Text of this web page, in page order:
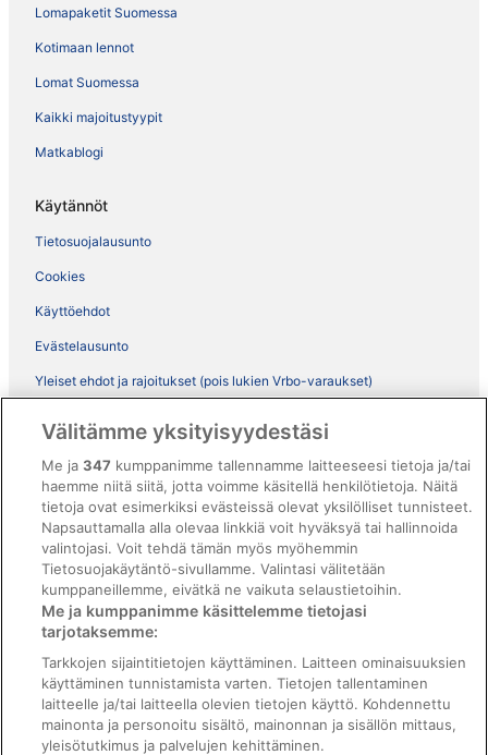
Lomapaketit Suomessa
Kotimaan lennot
Lomat Suomessa
Kaikki majoitustyypit
Matkablogi
Käytännöt
Tietosuojalausunto
Cookies
Käyttöehdot
Evästelausunto
Yleiset ehdot ja rajoitukset (pois lukien Vrbo-varaukset)
ebookers BONUS+ -ohjelman ehdot
Oikeudelliset tiedot / ota meihin yhteyttä
Sisältövaatimukset ja ilmoituksen tekeminen sisällöstä
Tuki
Ota yhteyttä
Varauksen muuttaminen tai peruuttaminen
Varaa lento lentoyhtiön hyvityskupongeilla
Hyvityksen hakeminen ja aikarajat
Välitämme yksityisyydestäsi
Me ja347 kumppanimme tallennamme laitteeseesi tietoja ja/tai
haemme niitä siitä, jotta voimme käsitellä henkilötietoja. Näitä
tietoja ovat esimerkiksi evästeissä olevat yksilölliset tunnisteet.
Napsauttamalla alla olevaa linkkiä voit hyväksyä tai hallinnoida
valintojasi. Voit tehdä tämän myös myöhemmin
Tietosuojakäytäntö-sivullamme. Valintasi välitetään
kumppaneillemme, eivätkä ne vaikuta selaustietoihin.
Me ja kumppanimme käsittelemme tietojasi
tarjotaksemme:
Tarkkojen sijaintitietojen käyttäminen. Laitteen ominaisuuksien
käyttäminen tunnistamista varten. Tietojen tallentaminen
laitteelle ja/tai laitteella olevien tietojen käyttö. Kohdennettu
mainonta ja personoitu sisältö, mainonnan ja sisällön mittaus,
yleisötutkimus ja palvelujen kehittäminen.